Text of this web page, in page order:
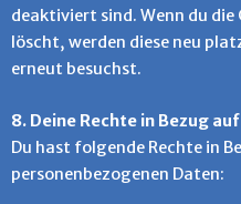
deaktiviert sind. Wenn du die
löscht, werden diese neu
erneut besuchst.
8. Deine Rechte in Bezug
Du hast folgende Rechte in
personenbezogenen Daten: